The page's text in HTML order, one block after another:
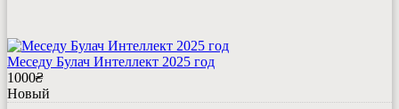
Меседу Булач Интеллект 2025 год
1000₴
Новый